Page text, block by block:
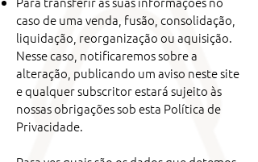
caso de uma venda, fusão, consolidação,
liquidação, reorganização ou aquisição.
Nesse caso, notificaremos sobre a
alteração, publicando um aviso neste site
e qualquer subscritor estará sujeito às
nossas obrigações sob esta Política de
Privacidade.